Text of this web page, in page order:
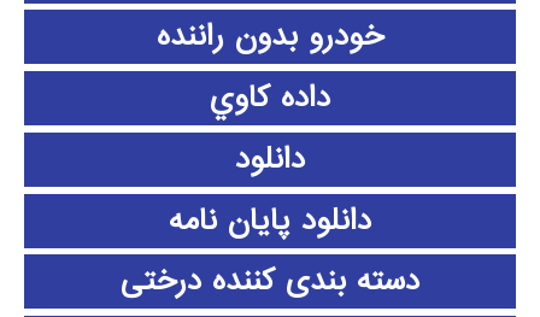
خودرو بدون راننده
داده كاوي
دانلود
دانلود پايان نامه
دسته بندی کننده درختی